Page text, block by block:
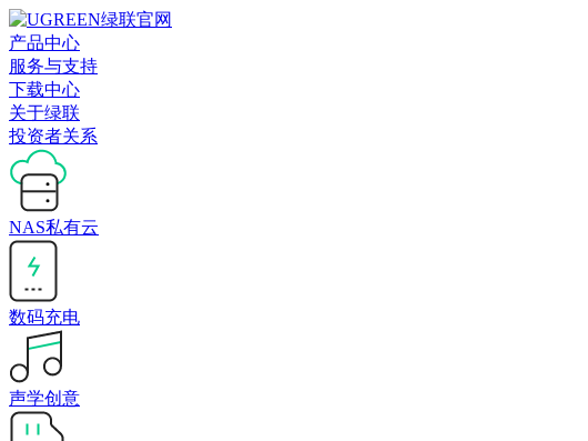
产品中心
服务与支持
下载中心
关于绿联
投资者关系
NAS私有云
数码充电
声学创意